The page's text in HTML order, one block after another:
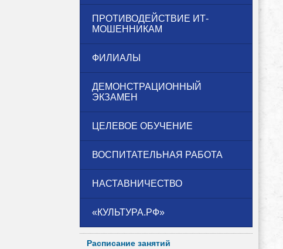
ПРОТИВОДЕЙСТВИЕ ИТ-
МОШЕННИКАМ
ФИЛИАЛЫ
ДЕМОНСТРАЦИОННЫЙ
ЭКЗАМЕН
ЦЕЛЕВОЕ ОБУЧЕНИЕ
ВОСПИТАТЕЛЬНАЯ РАБОТА
НАСТАВНИЧЕСТВО
«КУЛЬТУРА.РФ»
Расписание занятий